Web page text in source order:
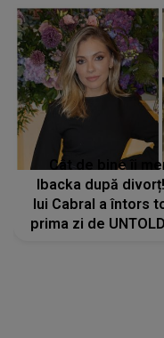
Cât de bine îi
Ibacka după
lui Cabral a întors
prima zi de